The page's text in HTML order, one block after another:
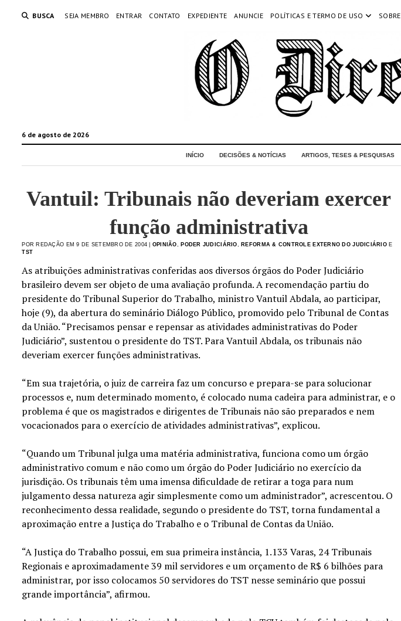
BUSCA SEJA MEMBRO ENTRAR CONTATO EXPEDIENTE ANUNCIE POLÍTICAS E TERMO DE USO SOBRE
6 de agosto de 2026
INÍCIO DECISÕES & NOTÍCIAS ARTIGOS, TESES & PESQUISAS
Vantuil: Tribunais não deveriam exercer
função administrativa
POR REDAÇÃO EM 9 DE SETEMBRO DE 2004 | OPINIÃO PODER JUDICIÁRIO REFORMA & CONTROLE EXTERNO DO JUDICIÁRIOE
TST
As atribuições administrativas conferidas aos diversos órgãos do Poder Judiciário
brasileiro devem ser objeto de uma avaliação profunda. A recomendação partiu do
presidente do Tribunal Superior do Trabalho, ministro Vantuil Abdala, ao participar,
hoje (9), da abertura do seminário Diálogo Público, promovido pelo Tribunal de Contas
da União. “Precisamos pensar e repensar as atividades administrativas do Poder
Judiciário”, sustentou o presidente do TST. Para Vantuil Abdala, os tribunais não
deveriam exercer funções administrativas.
“Em sua trajetória, o juiz de carreira faz um concurso e prepara-se para solucionar
processos e, num determinado momento, é colocado numa cadeira para administrar, e o
problema é que os magistrados e dirigentes de Tribunais não são preparados e nem
vocacionados para o exercício de atividades administrativas”, explicou.
“Quando um Tribunal julga uma matéria administrativa, funciona como um órgão
administrativo comum e não como um órgão do Poder Judiciário no exercício da
jurisdição. Os tribunais têm uma imensa dificuldade de retirar a toga para num
julgamento dessa natureza agir simplesmente como um administrador”, acrescentou. O
reconhecimento dessa realidade, segundo o presidente do TST, torna fundamental a
aproximação entre a Justiça do Trabalho e o Tribunal de Contas da União.
“A Justiça do Trabalho possui, em sua primeira instância, 1.133 Varas, 24 Tribunais
Regionais e aproximadamente 39 mil servidores e um orçamento de R$ 6 bilhões para
administrar, por isso colocamos 50 servidores do TST nesse seminário que possui
grande importância”, afirmou.